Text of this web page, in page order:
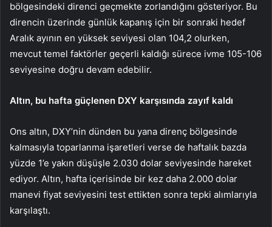
bölgesindeki direnci geçmekte zorlandığını gösteriyor. Bu
direncin üzerinde günlük kapanış için bir sonraki hedef
Aralık ayının en yüksek seviyesi olan 104,2 olurken,
mevcut temel faktörler geçerli kaldığı sürece ivme 105-106
seviyesine doğru devam edebilir.
Altın, bu hafta güçlenen DXY karşısında zayıf kaldı
Ons altın, DXY’nin dünden bu yana direnç bölgesinde
kalmasıyla toparlanma işaretleri verse de haftalık bazda
yüzde 1’e yakın düşüşle 2.030 dolar seviyesinde hareket
ediyor. Altın, hafta içerisinde bir kez daha 2.000 dolar
manevi fiyat seviyesini test ettikten sonra tepki alımlarıyla
karşılaştı.